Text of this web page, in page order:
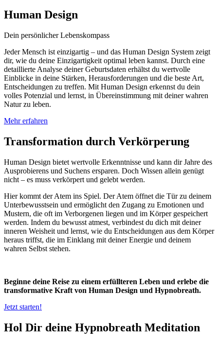
Human Design
Dein persönlicher Lebenskompass
Jeder Mensch ist einzigartig – und das Human Design System zeigt
dir, wie du deine Einzigartigkeit optimal leben kannst. Durch eine
detaillierte Analyse deiner Geburtsdaten erhältst du wertvolle
Einblicke in deine Stärken, Herausforderungen und die beste Art,
Entscheidungen zu treffen. Mit Human Design erkennst du dein
volles Potenzial und lernst, in Übereinstimmung mit deiner wahren
Natur zu leben.
Mehr erfahren
Transformation durch Verkörperung
Human Design bietet wertvolle Erkenntnisse und kann dir Jahre des
Ausprobierens und Suchens ersparen. Doch Wissen allein genügt
nicht – es muss verkörpert und gelebt werden.
Hier kommt der Atem ins Spiel. Der Atem öffnet die Tür zu deinem
Unterbewusstsein und ermöglicht den Zugang zu Emotionen und
Mustern, die oft im Verborgenen liegen und im Körper gespeichert
werden. Indem du bewusst atmest, verbindest du dich mit deiner
inneren Weisheit und lernst, wie du Entscheidungen aus dem Körper
heraus triffst, die im Einklang mit deiner Energie und deinem
wahren Selbst stehen.
Beginne deine Reise zu einem erfüllteren Leben und erlebe die
transformative Kraft von Human Design und Hypnobreath.
Jetzt starten!
Hol Dir deine Hypnobreath Meditation